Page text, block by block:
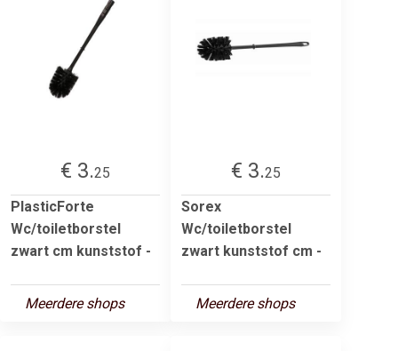
€ 3.25
PlasticForte
Wc/toiletborstel
zwart cm kunststof -
Meerdere shops
€ 3.25
Sorex
Wc/toiletborstel
zwart kunststof cm -
Meerdere shops